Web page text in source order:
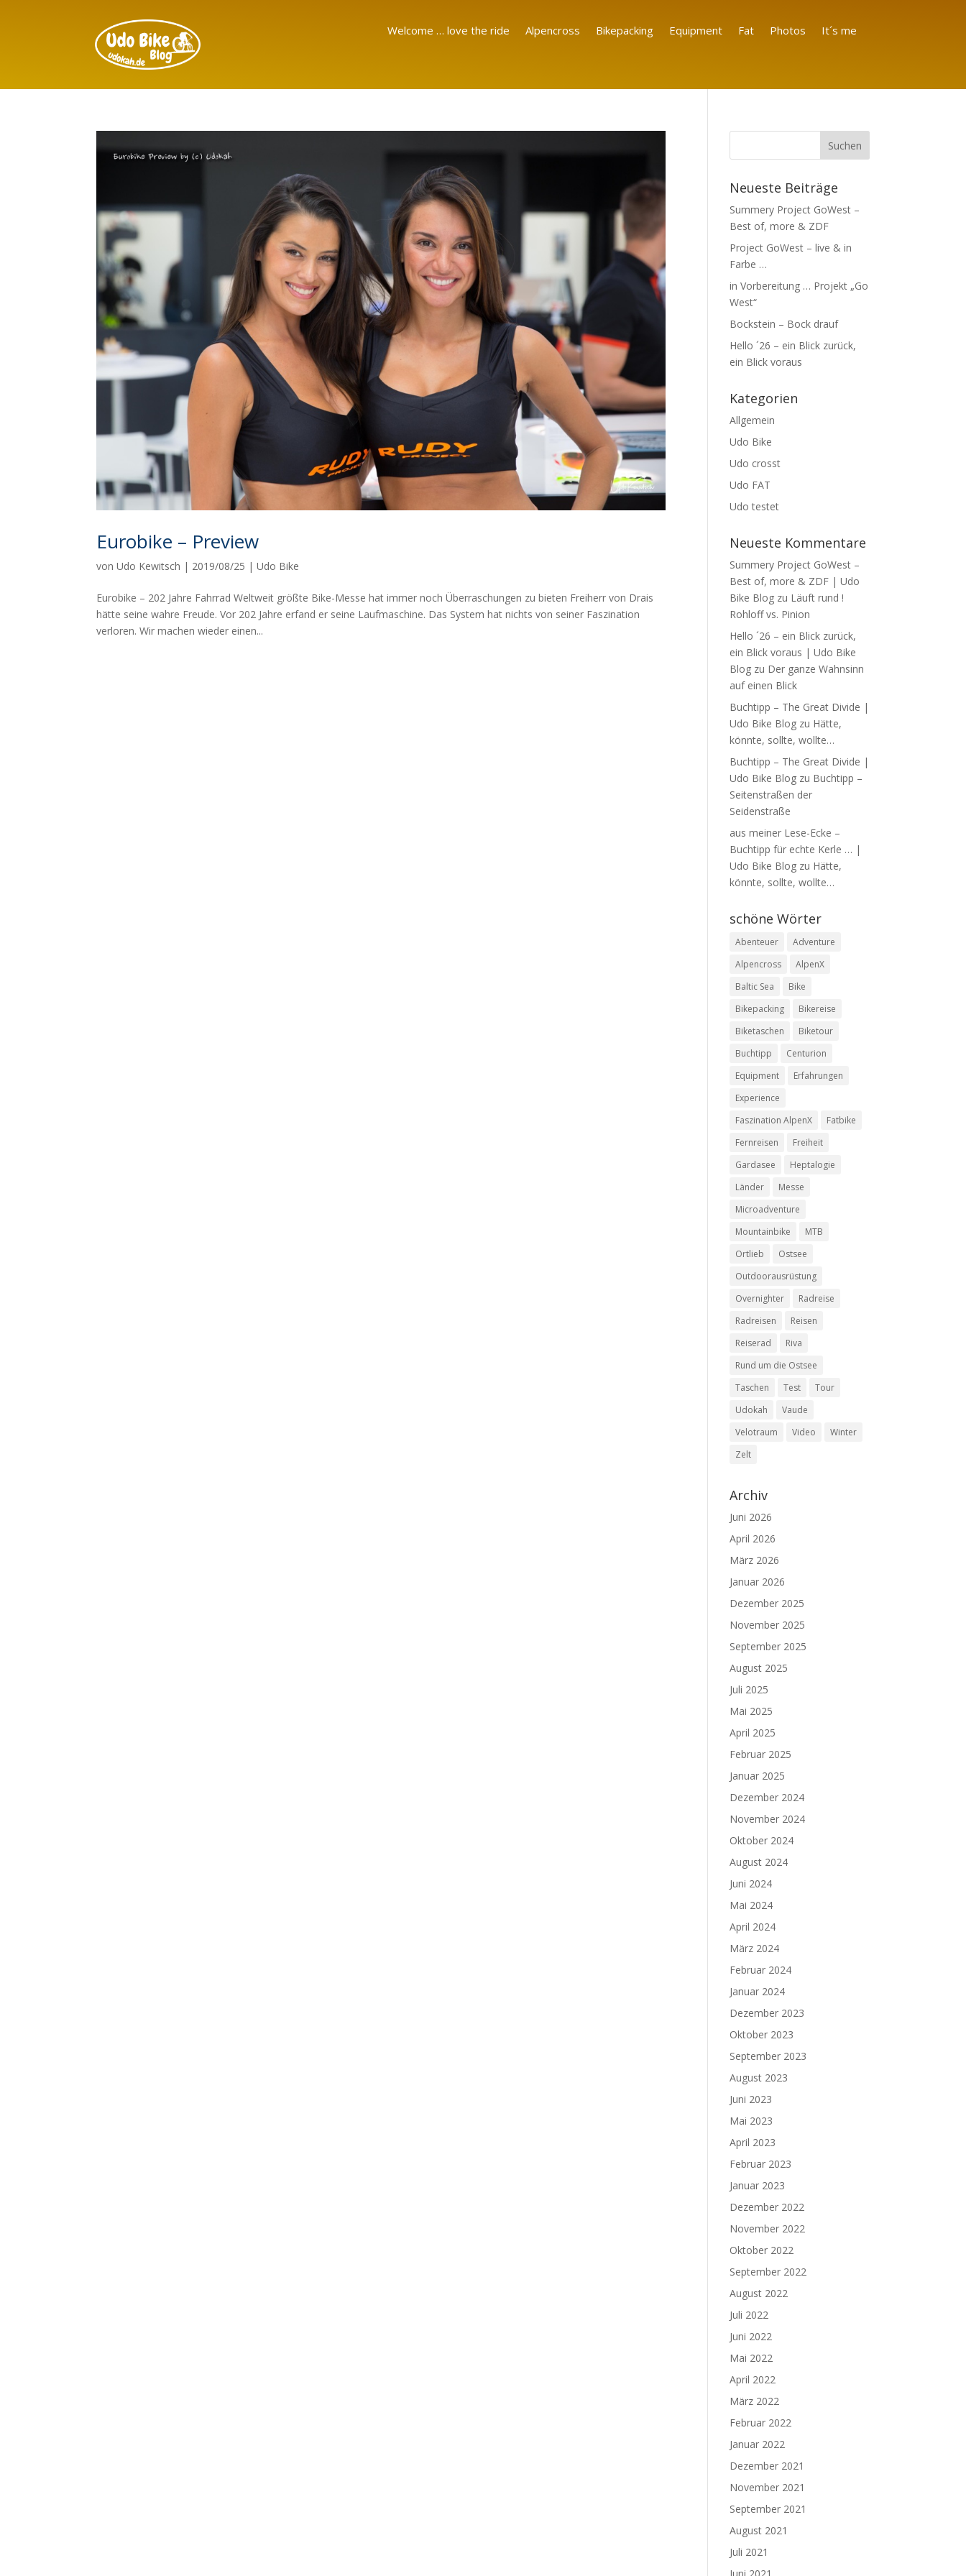
Welcome … love the ride Alpencross Bikepacking Equipment Fat Photos It´s me
Eurobike – Preview
vonUdo Kewitsch | 2019/08/25 |Udo Bike
Eurobike – 202 Jahre Fahrrad Weltweit größte Bike-Messe hat immer noch Überraschungen zu bieten Freiherr von Drais
hätte seine wahre Freude. Vor 202 Jahre erfand er seine Laufmaschine. Das System hat nichts von seiner Faszination
verloren. Wir machen wieder einen...
Neueste Beiträge
Summery Project GoWest –
Best of, more & ZDF
Project GoWest – live & in
Farbe …
in Vorbereitung … Projekt „Go
West“
Bockstein – Bock drauf
Hello ´26 – ein Blick zurück,
ein Blick voraus
Kategorien
Allgemein
Udo Bike
Udo crosst
Udo FAT
Udo testet
Neueste Kommentare
Summery Project GoWest –
Best of, more & ZDF | Udo
Bike Blog zu Läuft rund !
Rohloff vs. Pinion
Hello ´26 – ein Blick zurück,
ein Blick voraus | Udo Bike
Blog zu Der ganze Wahnsinn
auf einen Blick
Buchtipp – The Great Divide |
Udo Bike Blog zu Hätte,
könnte, sollte, wollte…
Buchtipp – The Great Divide |
Udo Bike Blog zu Buchtipp –
Seitenstraßen der
Seidenstraße
aus meiner Lese-Ecke –
Buchtipp für echte Kerle … |
Udo Bike Blog zu Hätte,
könnte, sollte, wollte…
schöne Wörter
Abenteuer
Adventure
Alpencross
AlpenX
Baltic Sea
Bike
Bikepacking
Bikereise
Biketaschen
Biketour
Buchtipp
Centurion
Equipment
Erfahrungen
Experience
Faszination AlpenX
Fatbike
Fernreisen
Freiheit
Gardasee
Heptalogie
Länder
Messe
Microadventure
Mountainbike
MTB
Ortlieb
Ostsee
Outdoorausrüstung
Overnighter
Radreise
Radreisen
Reisen
Reiserad
Riva
Rund um die Ostsee
Taschen
Test
Tour
Udokah
Vaude
Velotraum
Video
Winter
Zelt
Archiv
Juni 2026
April 2026
März 2026
Januar 2026
Dezember 2025
November 2025
September 2025
August 2025
Juli 2025
Mai 2025
April 2025
Februar 2025
Januar 2025
Dezember 2024
November 2024
Oktober 2024
August 2024
Juni 2024
Mai 2024
April 2024
März 2024
Februar 2024
Januar 2024
Dezember 2023
Oktober 2023
September 2023
August 2023
Juni 2023
Mai 2023
April 2023
Februar 2023
Januar 2023
Dezember 2022
November 2022
Oktober 2022
September 2022
August 2022
Juli 2022
Juni 2022
Mai 2022
April 2022
März 2022
Februar 2022
Januar 2022
Dezember 2021
November 2021
September 2021
August 2021
Juli 2021